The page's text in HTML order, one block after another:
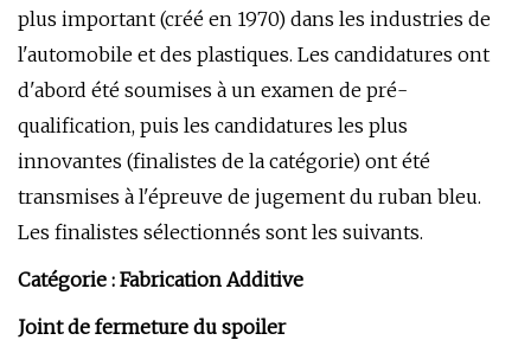
plus important (créé en 1970) dans les industries de
l'automobile et des plastiques. Les candidatures ont
d'abord été soumises à un examen de pré-
qualification, puis les candidatures les plus
innovantes (finalistes de la catégorie) ont été
transmises à l'épreuve de jugement du ruban bleu.
Les finalistes sélectionnés sont les suivants.
Catégorie : Fabrication Additive
Joint de fermeture du spoiler